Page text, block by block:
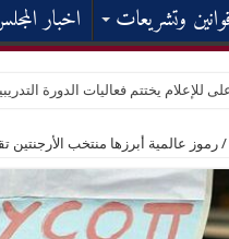
وتشريعات اخبار
للإعلام يختتم فعاليات الدورة
/ رموز عالمية أبرزها منتخب الأرجنتين